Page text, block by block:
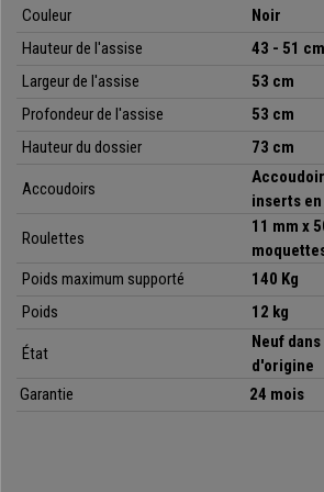
moquette comme sur parquet en toute tranquillité.
Un fauteuil aussi exclusif, confortable et
dépasse largement les 300€ dans d’autres
et un service personnalisé !
• Mécanisme d'inclinaison basculant
Piétement et accoudoir en bois massif
• Dossier et assise larges, excellent rembourrage
Couleur
Noir
Hauteur de l'assise
43 - 51 cm
Largeur de l'assise
53 cm
Profondeur de l'assise
53 cm
Hauteur du dossier
73 cm
Accoudoirs
inserts
Roulettes
11 mm x
Poids maximum supporté
140 Kg
Poids
12 kg
État
Neuf
d'origine
Garantie
24 mois